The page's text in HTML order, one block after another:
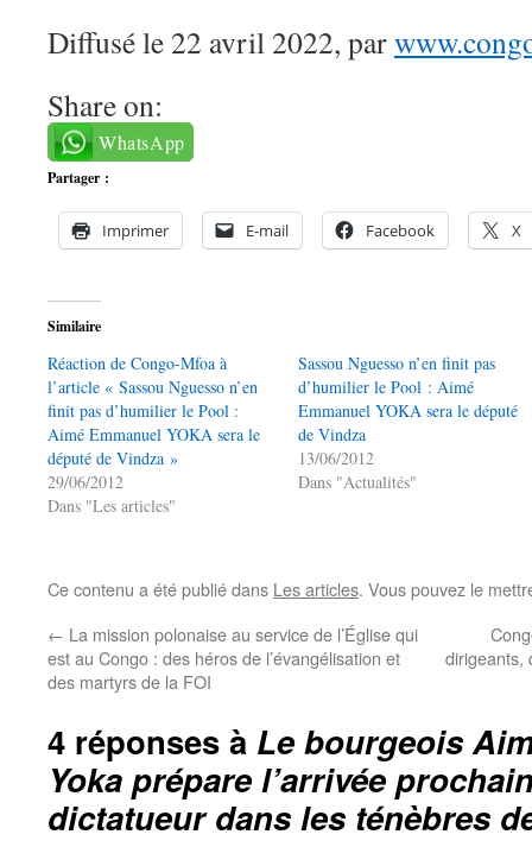
Diffusé le 22 avril 2022, par
Share on:
WhatsApp
Partager :
Imprimer E-mail Facebook X
Similaire
Réaction de Congo-Mfoa à
l’article « Sassou Nguesso n’en
finit pas d’humilier le Pool :
Aimé Emmanuel YOKA sera le
député de Vindza »
29/06/2012
Dans "Les articles"
Sassou Nguesso n’en finit pas
d’humilier le Pool : Aimé
Emmanuel YOKA sera le député
de Vindza
13/06/2012
Dans "Actualités"
Ce contenu a été publié dans Les articles. Vous pouvez le
← La mission polonaise au service de l’Église qui
est au Congo : des héros de l’évangélisation et
des martyrs de la FOI
dirigeants,
4 réponses à Le bourgeois
Yoka prépare l’arrivée
dictatueur dans les ténèbres